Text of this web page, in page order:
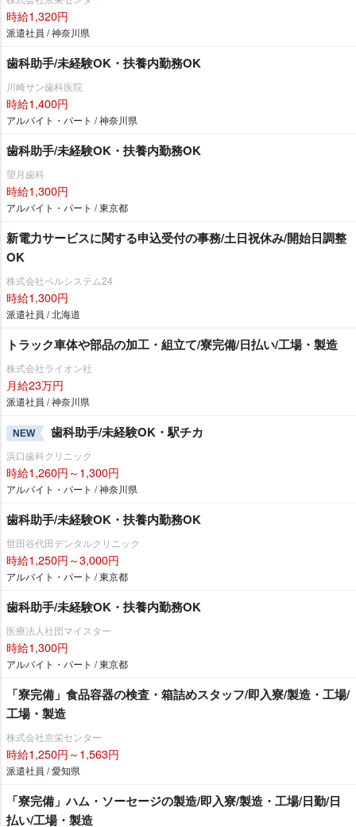
時給1,320円
派遣社員 / 神奈川県
歯科助手/未経験OK・扶養内勤務OK
川崎サン歯科医院
時給1,400円
アルバイト・パート / 神奈川県
歯科助手/未経験OK・扶養内勤務OK
望月歯科
時給1,300円
アルバイト・パート / 東京都
新電力サービスに関する申込受付の事務/土日祝休み/開始日調整
OK
株式会社ベルシステム24
時給1,300円
派遣社員 / 北海道
トラック車体や部品の加工・組立て/寮完備/日払い/工場・製造
株式会社ライオン社
月給23万円
派遣社員 / 神奈川県
NEW 歯科助手/未経験OK・駅チカ
浜口歯科クリニック
時給1,260円～1,300円
アルバイト・パート / 神奈川県
歯科助手/未経験OK・扶養内勤務OK
世田谷代田デンタルクリニック
時給1,250円～3,000円
アルバイト・パート / 東京都
歯科助手/未経験OK・扶養内勤務OK
医療法人社団マイスター
時給1,300円
アルバイト・パート / 東京都
「寮完備」食品容器の検査・箱詰めスタッフ/即入寮/製造・工場/
工場・製造
株式会社京栄センター
時給1,250円～1,563円
派遣社員 / 愛知県
「寮完備」ハム・ソーセージの製造/即入寮/製造・工場/日勤/日
払い/工場・製造